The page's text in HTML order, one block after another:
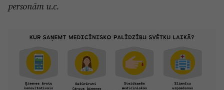
personām u.c.